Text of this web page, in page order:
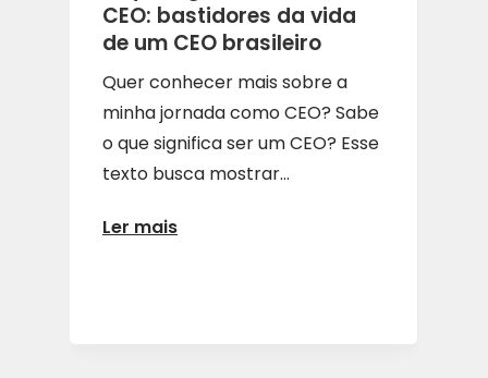
CEO: bastidores da vida
de um CEO brasileiro
Quer conhecer mais sobre a
minha jornada como CEO? Sabe
o que significa ser um CEO? Esse
texto busca mostrar...
Ler mais